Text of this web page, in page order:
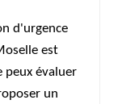
d'urgence
est
peux évaluer
un